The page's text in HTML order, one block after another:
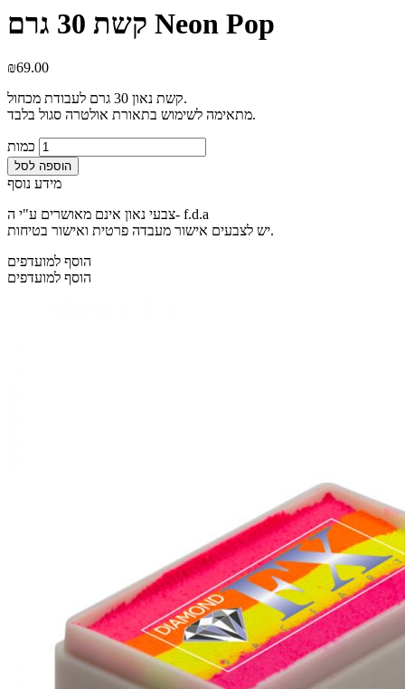
קשת 30 גרם Neon Pop
₪69.00
קשת נאון 30 גרם לעבודת מכחול.
מתאימה לשימוש בתאורת אולטרה סגול בלבד.
כמות
הוספה לסל
מידע נוסף
צבעי נאון אינם מאושרים ע"י ה- f.d.a
יש לצבעים אישור מעבדה פרטית ואישור בטיחות.
הוסף למועדפים
הוסף למועדפים